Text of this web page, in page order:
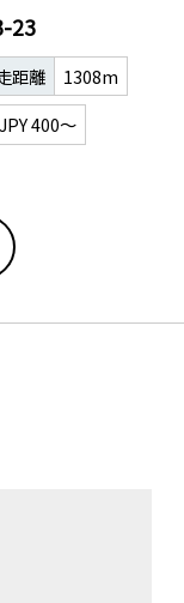
23
距離
1308m
JPY 400～